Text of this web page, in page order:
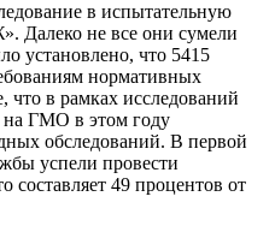
в испытательную
не все они сумели
установлено, что 5415
нормативных
что в рамках исследований
на ГМО в этом году
обследований. В первой
успели провести
составляет 49 процентов от